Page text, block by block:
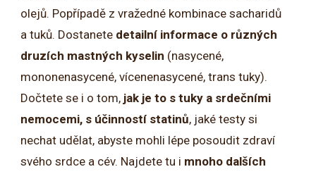
olejů. Popřípadě z vražedné kombinace sacharidů
a tuků. Dostanete detailní informace o různých
druzích mastných kyselin (nasycené,
mononenasycené, vícenenasycené, trans tuky).
Dočtete se i o tom, jak je to s tuky a srdečními
nemocemi, s účinností statinů, jaké testy si
nechat udělat, abyste mohli lépe posoudit zdraví
svého srdce a cév. Najdete tu i mnoho dalších